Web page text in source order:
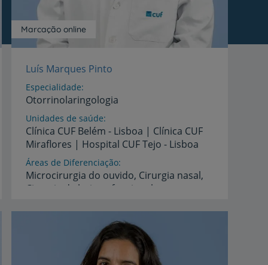
Marcação online
Luís Marques Pinto
Especialidade
Otorrinolaringologia
Unidades de saúde
Clínica CUF Belém - Lisboa | Clínica CUF
Miraflores | Hospital CUFTejo - Lisboa
Áreas de Diferenciação
Microcirurgia do ouvido, Cirurgia nasal,
Cirurgia da laringe funcional e
Cirurgia das glândulas salivares, Cirurgia da base do crânio, Cirurgia pediátrica em ORL